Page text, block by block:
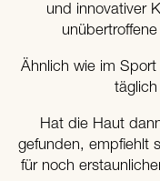
und innovativer
Ähnlich wie im
Hat die Haut
gefunden, empfiehlt
für noch